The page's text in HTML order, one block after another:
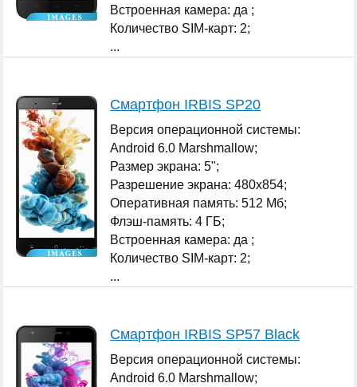
Встроенная камера: да ;
Количество SIM-карт: 2;
...
Смартфон IRBIS SP20
Версия операционной системы:
Android 6.0 Marshmallow;
Размер экрана: 5";
Разрешение экрана: 480x854;
Оперативная память: 512 Мб;
Флэш-память: 4 ГБ;
Встроенная камера: да ;
Количество SIM-карт: 2;
...
Смартфон IRBIS SP57 Black
Версия операционной системы:
Android 6.0 Marshmallow;